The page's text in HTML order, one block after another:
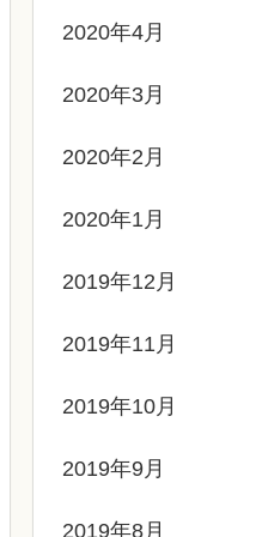
2020年4月
2020年3月
2020年2月
2020年1月
2019年12月
2019年11月
2019年10月
2019年9月
2019年8月